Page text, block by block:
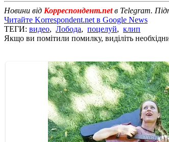
Новини від Корреспондент.netв Telegram.
Читайте Korrespondent.net в Google News
ТЕГИ: видео, Лобода, поцелуй, клип
Якщо ви помітили помилку, виділіть